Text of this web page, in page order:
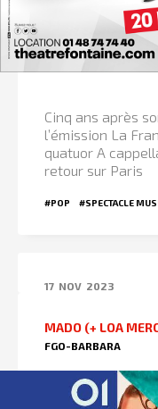
Cinq ans après
l’émission La
quatuor A
retour sur Paris
#POP #SPECTACLE
17 NOV 2023
MADO (+ LOA
FGO-BARBARA